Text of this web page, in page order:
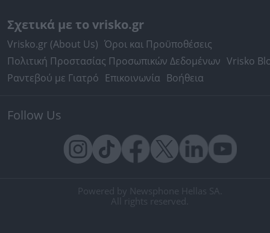
Σχετικά με το vrisko.gr
Vrisko.gr (About Us) Όροι και Προϋποθέσεις
Πολιτική Προστασίας Προσωπικών Δεδομένων Vrisko
Ραντεβού με Γιατρό Επικοινωνία Βοήθεια
Follow Us
Powered by Newsphone Hellas SA.
All rights reserved.